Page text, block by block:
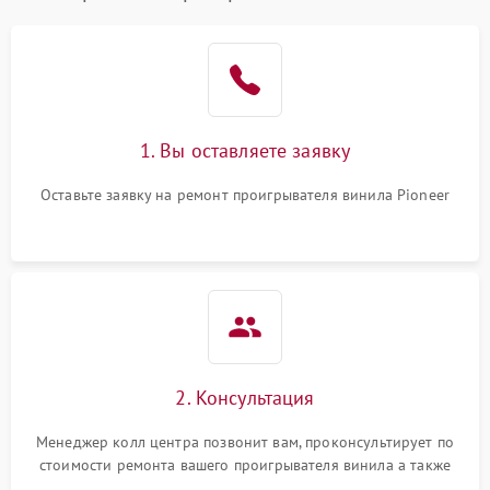
1. Вы оставляете заявку
Оставьте заявку на ремонт проигрывателя винила Pioneer
2. Консультация
Менеджер колл центра позвонит вам, проконсультирует по
стоимости ремонта вашего проигрывателя винила а также